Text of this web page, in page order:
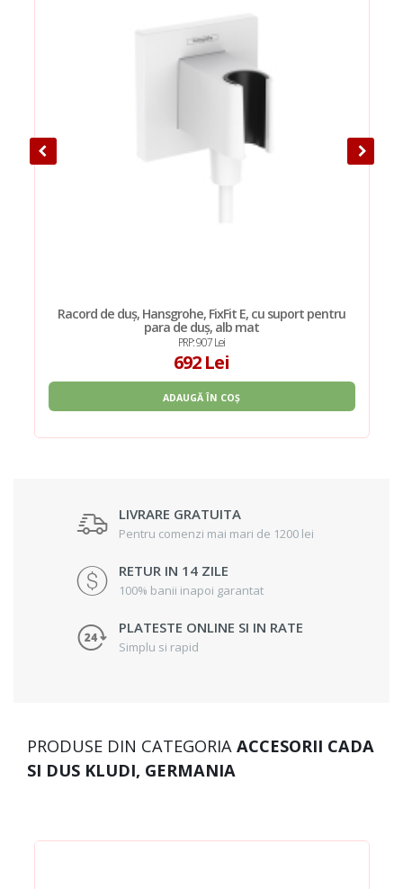
Racord de duș, Hansgrohe, FixFit E, cu suport pentru
para de duș, alb mat
PRP: 907 Lei
692 Lei
ADAUGĂ ÎN COȘ
LIVRARE GRATUITA
Pentru comenzi mai mari de 1200 lei
RETUR IN 14 ZILE
100% banii inapoi garantat
PLATESTE ONLINE SI IN RATE
Simplu si rapid
PRODUSE DIN CATEGORIA ACCESORII CADA
SI DUS KLUDI, GERMANIA